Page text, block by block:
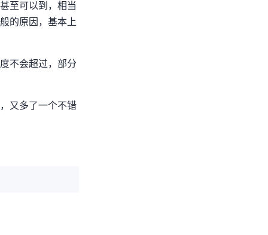
到600Mbps，相当
般的原因，基本上
超过50Mbps，部分
，又多了一个不错